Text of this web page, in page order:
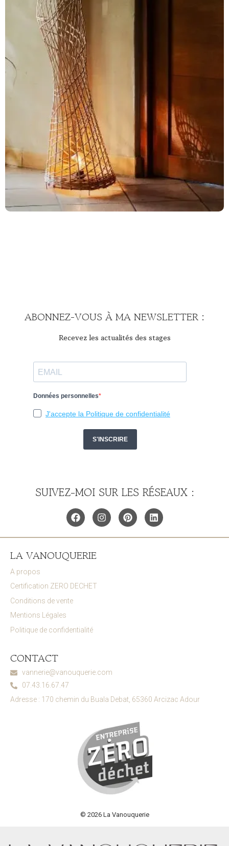
ABONNEZ-VOUS À MA NEWSLETTER :
Recevez les actualités des stages
SUIVEZ-MOI SUR LES RÉSEAUX :
LA VANOUQUERIE
A propos
Certification ZERO DECHET
Conditions de vente
Mentions Légales
Politique de confidentialité
CONTACT
vannerie@vanouquerie.com
07.43.16.67.47
Adresse : 170 chemin du Buala Debat, 65360 Arcizac Adour
© 2026 La Vanouquerie